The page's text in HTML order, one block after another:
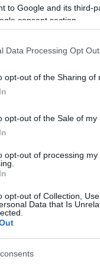
to Google and its third-
consent section.
Data Processing Opt
opt-out of the Sharing of
opt-out of the Sale of my
opt-out of processing
opt-out of Collection,
Data that Is
imponerte
SCHEVE 11.12.2022
klart at kampen om
Frankrike og
et lag uten de største